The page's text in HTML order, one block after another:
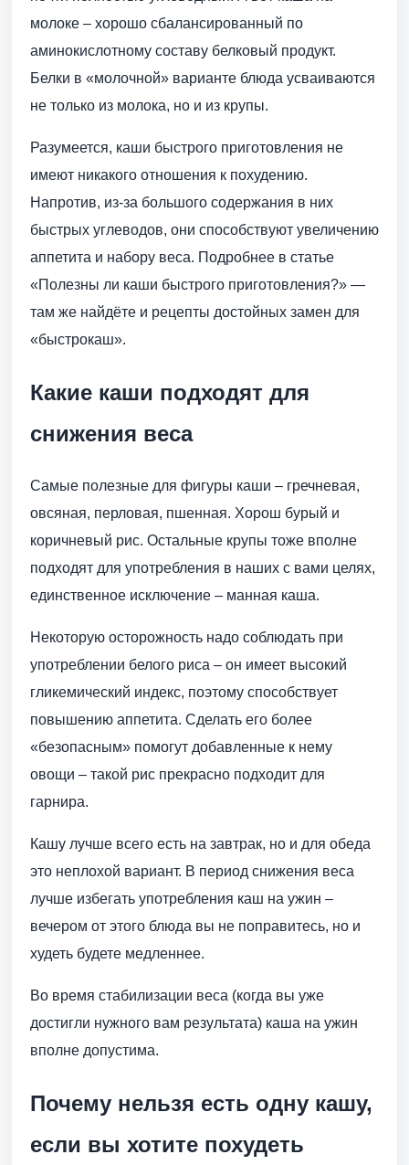
молоке – хорошо сбалансированный по
аминокислотному составу белковый продукт.
Белки в «молочной» варианте блюда усваиваются
не только из молока, но и из крупы.
Разумеется, каши быстрого приготовления не
имеют никакого отношения к похудению.
Напротив, из-за большого содержания в них
быстрых углеводов, они способствуют увеличению
аппетита и набору веса. Подробнее в статье
«Полезны ли каши быстрого приготовления?» —
там же найдёте и рецепты достойных замен для
«быстрокаш».
Какие каши подходят для
снижения веса
Самые полезные для фигуры каши – гречневая,
овсяная, перловая, пшенная. Хорош бурый и
коричневый рис. Остальные крупы тоже вполне
подходят для употребления в наших с вами целях,
единственное исключение – манная каша.
Некоторую осторожность надо соблюдать при
употреблении белого риса – он имеет высокий
гликемический индекс, поэтому способствует
повышению аппетита. Сделать его более
«безопасным» помогут добавленные к нему
овощи – такой рис прекрасно подходит для
гарнира.
Кашу лучше всего есть на завтрак, но и для обеда
это неплохой вариант. В период снижения веса
лучше избегать употребления каш на ужин –
вечером от этого блюда вы не поправитесь, но и
худеть будете медленнее.
Во время стабилизации веса (когда вы уже
достигли нужного вам результата) каша на ужин
вполне допустима.
Почему нельзя есть одну кашу,
если вы хотите похудеть